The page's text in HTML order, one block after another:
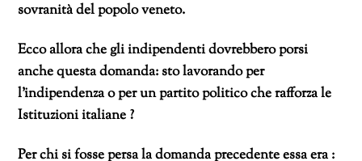
sovranità del popolo veneto.
Ecco allora che gli indipendenti dovrebbero porsi
anche questa domanda: sto lavorando per
l’indipendenza o per un partito politico che rafforza le
Istituzioni italiane ?
Per chi si fosse persa la domanda precedente essa era :